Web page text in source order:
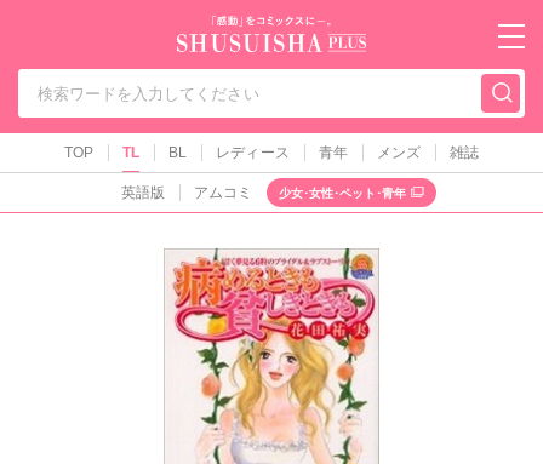
秋水社PLUS（テ
TOP TL BL レディース 青年 メンズ 雑誌
英語版 アムコミ 少女･女性･ペット･青年